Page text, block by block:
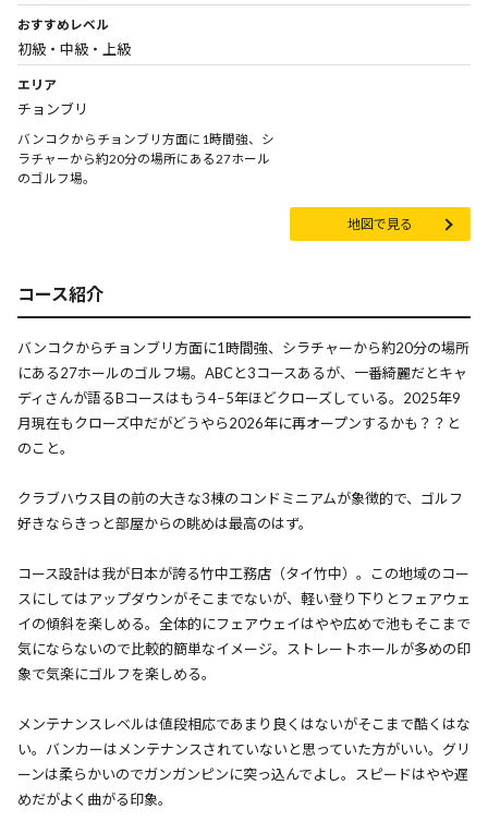
おすすめレベル
初級・中級・上級
エリア
チョンブリ
バンコクからチョンブリ方面に1時間強、シ
ラチャーから約20分の場所にある27ホール
のゴルフ場。
地図で見る
コース紹介
バンコクからチョンブリ方面に1時間強、シラチャーから約20分の場所
にある27ホールのゴルフ場。ABCと3コースあるが、一番綺麗だとキャ
ディさんが語るBコースはもう4−5年ほどクローズしている。2025年9
月現在もクローズ中だがどうやら2026年に再オープンするかも？？と
のこと。
クラブハウス目の前の大きな3棟のコンドミニアムが象徴的で、ゴルフ
好きならきっと部屋からの眺めは最高のはず。
コース設計は我が日本が誇る竹中工務店（タイ竹中）。この地域のコー
スにしてはアップダウンがそこまでないが、軽い登り下りとフェアウェ
イの傾斜を楽しめる。全体的にフェアウェイはやや広めで池もそこまで
気にならないので比較的簡単なイメージ。ストレートホールが多めの印
象で気楽にゴルフを楽しめる。
メンテナンスレベルは値段相応であまり良くはないがそこまで酷くはな
い。バンカーはメンテナンスされていないと思っていた方がいい。グリ
ーンは柔らかいのでガンガンピンに突っ込んでよし。スピードはやや遅
めだがよく曲がる印象。